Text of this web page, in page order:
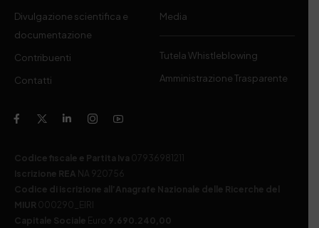
Divulgazione scientifica e
documentazione
Contribuenti
Contatti
Media
Tutela Whistleblowing
Amministrazione Trasparente
Codice fiscale e Partita Iva 07936981211
Iscrizione REA NA 920756
Codice di iscrizione all’Anagrafe Nazionale delle Ricerche del
MIUR 000290_EIRI
Capitale Sociale Euro 9.690.240,00